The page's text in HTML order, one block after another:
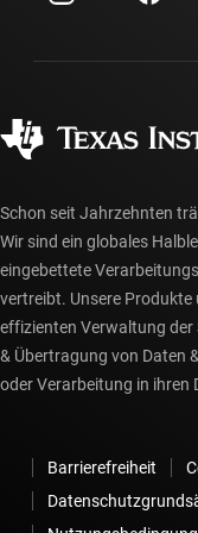
Fertigung
myTI-Konto FAQs
Häufig gestellte
Schon seit Jahrzehnten
Wir sind ein globales
eingebettete
vertreibt. Unsere
effizienten Verwaltung
& Übertragung von Daten
oder Verarbeitung in ihren
Barrierefreiheit